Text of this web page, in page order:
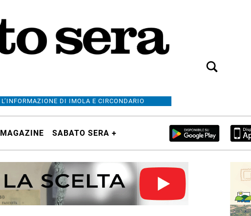
L’INFORMAZIONE DI IMOLA E CIRCONDARIO
MAGAZINE SABATO SERA +